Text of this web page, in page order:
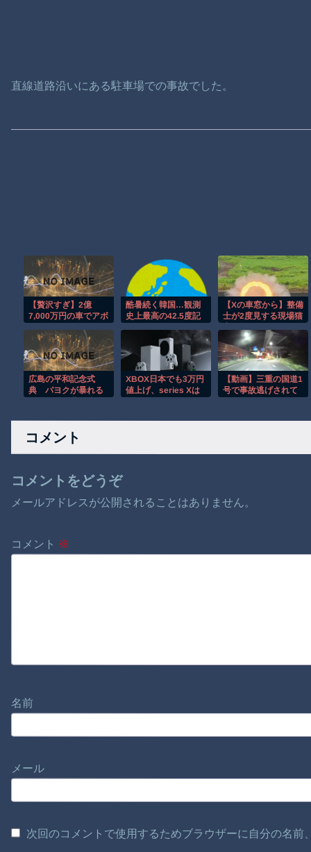
直線道路沿いにある駐車場での事故でした。
【贅沢すぎ】2億
7,000万円の車でアボ
ｗ
酷暑続く韓国…観測
史上最高の42.5度記
【Xの車窓から】整備
士が2度見する現場猫
広島の平和記念式
典 パヨクが暴れる
XBOX日本でも3万円
値上げ、series Xは
【動画】三重の国道1
号で事故逃げされて
コメント
コメントをどうぞ
メールアドレスが公開されることはありません。
コメント ※
名前
メール
次回のコメントで使用するためブラウザーに自分の名